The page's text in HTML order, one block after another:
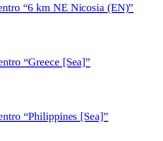
“6 km NE Nicosia (EN)”
“Greece [Sea]”
“Philippines [Sea]”